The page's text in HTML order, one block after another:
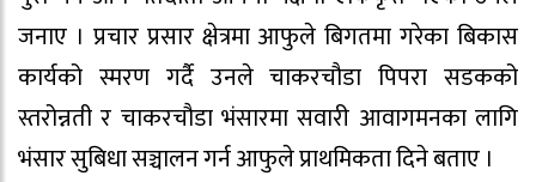
जनाए । प्रचार प्रसार क्षेत्रमा आफुले बिगतमा गरेका बिकास
कार्यको स्मरण गर्दै उनले चाकरचौडा पिपरा सडकको
स्तरोन्नती र चाकरचौडा भंसारमा सवारी आवागमनका लागि
भंसार सुबिधा सञ्चालन गर्न आफुले प्राथमिकता दिने बताए ।